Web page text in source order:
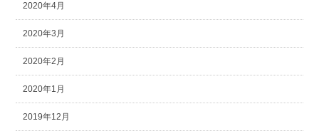
2020年4月
2020年3月
2020年2月
2020年1月
2019年12月